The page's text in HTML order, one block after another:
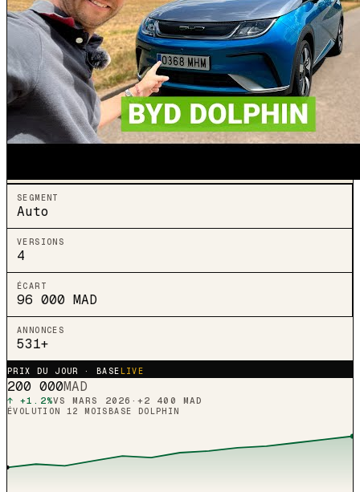
SEGMENT
Auto
VERSIONS
4
ÉCART
96 000 MAD
ANNONCES
531+
PRIX DU JOUR · BASELIVE
200 000MAD
↑ +1.2%VS MARS 2026 ·+ 2 400 MAD
ÉVOLUTION 12 MOIS BASE DOLPHIN